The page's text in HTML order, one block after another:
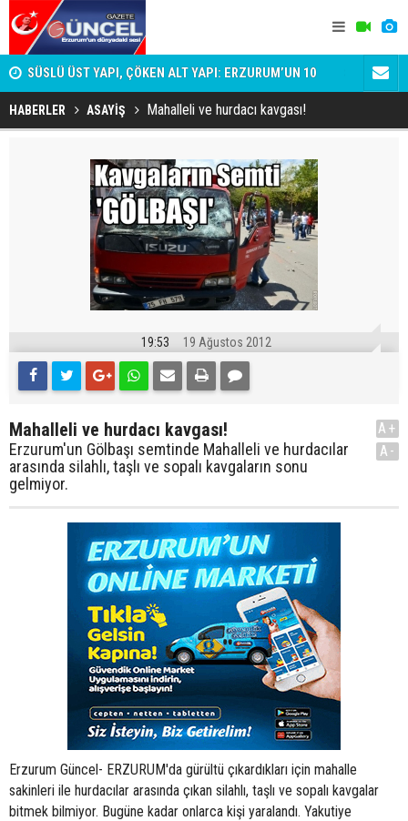
SÜSLÜ ÜST YAPI, ÇÖKEN ALT YAPI: ERZURUM’UN 10
DAKİKALIK GERÇEĞİ
Şehit
HABERLER ASAYİŞ Mahalleli ve hurdacı kavgası!
19:53 19 Ağustos 2012
Mahalleli ve hurdacı kavgası!
Erzurum'un Gölbaşı semtinde Mahalleli ve hurdacılar
arasında silahlı, taşlı ve sopalı kavgaların sonu
gelmiyor.
A+
A-
Erzurum Güncel- ERZURUM'da gürültü çıkardıkları için mahalle
sakinleri ile hurdacılar arasında çıkan silahlı, taşlı ve sopalı kavgalar
bitmek bilmiyor. Bugüne kadar onlarca kişi yaralandı. Yakutiye